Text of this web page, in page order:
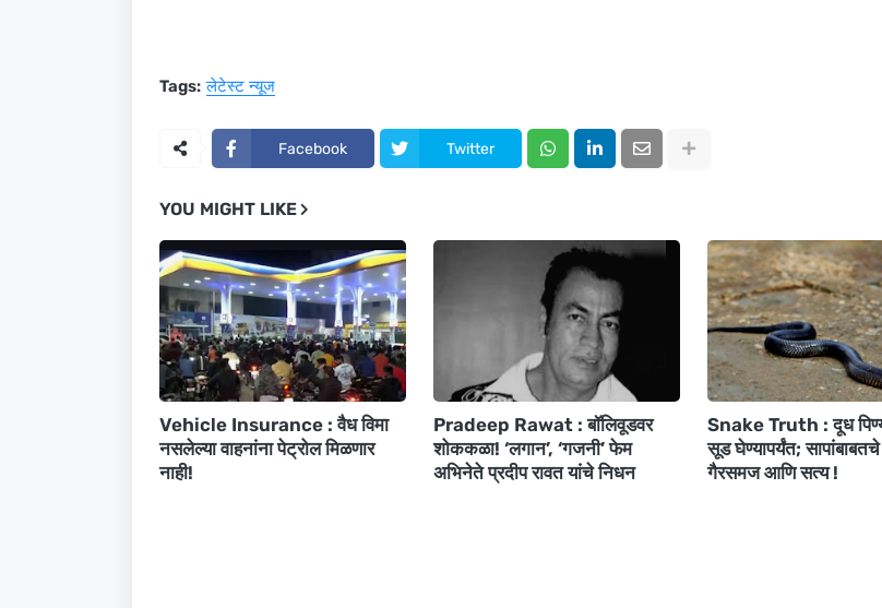
Tags: लेटेस्ट न्यूज
Facebook Twitter
YOU MIGHT LIKE
Vehicle Insurance : वैध विमा
नसलेल्या वाहनांना पेट्रोल मिळणार
नाही!
Pradeep Rawat : बॉलिवूडवर
शोककळा! ‘लगान’, ‘गजनी’ फेम
अभिनेते प्रदीप रावत यांचे निधन
Snake Truth : दूध
सूड घेण्यापर्यंत;
गैरसमज आणि सत्य !